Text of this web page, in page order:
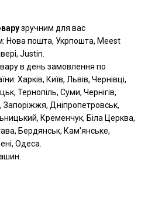
зручним для вас
Нова пошта, Укрпошта, Meest
Justin.
в день замовлення по
Харків, Київ, Львів, Чернівці,
Тернопіль, Суми, Чернігів,
Дніпропетровськ,
Кременчук, Біла Церква,
Бердянськ, Кам'янське,
Одеса.